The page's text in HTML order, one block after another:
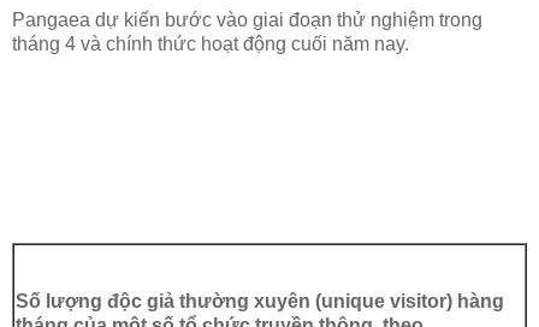
Pangaea dự kiến bước vào giai đoạn thử nghiệm trong
tháng 4 và chính thức hoạt động cuối năm nay.
Số lượng độc giả thường xuyên (unique visitor) hàng